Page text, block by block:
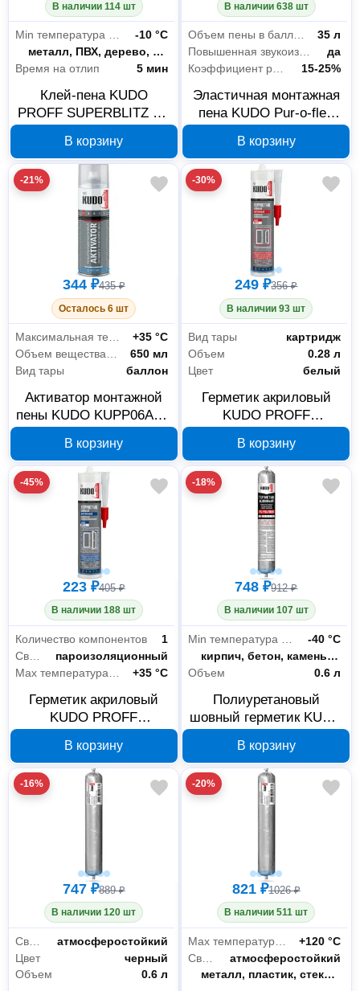
В наличии 114 шт
Min температура нанесения
-10 °С
Склеиваемые материалы металл, ПВХ, дерево, гипсокартон, газобетон, камень
Время на отлип
5 мин
Клей-пена KUDO
PROFF SUPERBLITZ HT
мл
В корзину
В наличии 638 шт
Объем пены в баллоне (выход)
35 л
Повышенная звукоизоляция
да
Коэффициент расширения
15-25%
Эластичная монтажная
пена KUDO Pur-o-flex
всесезонная
KUPP10FL35+
В корзину
-21%
344 ₽435 ₽
Осталось 6 шт
Максимальная температура использования
+35 °С
650 мл
Вид тары
баллон
Активатор монтажной
пены KUDO KUPP06ACT
В корзину
-30%
249 ₽356 ₽
В наличии 93 шт
Вид тары
картридж
Объем
0.28 л
Цвет
белый
Герметик акриловый
KUDO PROFF
наружный белый 280 мл
SMK-351
В корзину
-45%
223 ₽405 ₽
В наличии 188 шт
Количество компонентов
1
пароизоляционный
+35 °С
Герметик акриловый
KUDO PROFF
внутренний белый 280
мл SMK-311
В корзину
-18%
748 ₽912 ₽
В наличии 107 шт
-40 °С
Склеиваемые материалы кирпич, бетон, камень, керамическая и бетонная черепица, стекло, гипсокартон, полиуретан, пластик, эмаль, керамика, сталь, медь, цинк, свинец, алюминий, дерево
Объем
0.6 л
Полиуретановый
шовный герметик KUDO
RAL 7004 600 мл KSP-
453
В корзину
-16%
747 ₽889 ₽
В наличии 120 шт
атмосферостойкий
Цвет
черный
Объем
0.6 л
-20%
821 ₽1026 ₽
В наличии 511 шт
Max температура эксплуатации
+120 °С
Свойства
атмосферостойкий
Склеиваемые материалыметалл, пластик, стекло, дерево, ПВХ, керамика, бетон, штукатурка и другие